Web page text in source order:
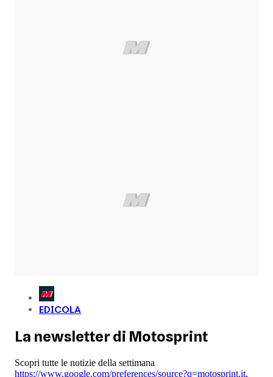
EDICOLA
La newsletter di Motosprint
Scopri tutte le notizie della settimana
https://www.google.com/preferences/source?q=motosprint.it,